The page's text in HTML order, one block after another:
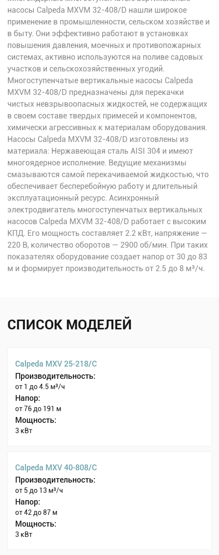
насосы Calpeda MXVM 32-408/D нашли широкое
применение в промышленности, сельском хозяйстве и
в быту. Они эффективно работают в установках
повышения давления, моечных и противопожарных
системах, активно используются на поливе садовых
участков и сельскохозяйственных угодий.
Многоступенчатые вертикальные насосы Calpeda
MXVM 32-408/D предназначены для перекачки
чистых невзрывоопасных жидкостей, не содержащих
в своем составе твердых примесей и компонентов,
химически агрессивных к материалам оборудования.
Насосы Calpeda MXVM 32-408/D изготовлены из
материала: Нержавеющая сталь AISI 304 и имеют
многоядерное исполнение. Ведущие механизмы
смазываются самой перекачиваемой жидкостью, что
обеспечивает бесперебойную работу и длительный
эксплуатационный ресурс. Асинхронный
электродвигатель многоступенчатых вертикальных
насосов Calpeda MXVM 32-408/D работает с высоким
КПД. Его мощность составляет 2.2 кВт, напряжение —
220 В, количество оборотов — 2900 об/мин. При таких
показателях оборудование создает напор от 30 до 83
м и формирует производительность от 2.5 до 8 м³/ч.
СПИСОК МОДЕЛЕЙ
Calpeda MXV 25-218/C
Производительность:
от 1 до 4.5 м³/ч
Напор:
от 76 до 191 м
Мощность:
3 кВт
Calpeda MXV 40-808/C
Производительность:
от 5 до 13 м³/ч
Напор:
от 42 до 87 м
Мощность:
3 кВт